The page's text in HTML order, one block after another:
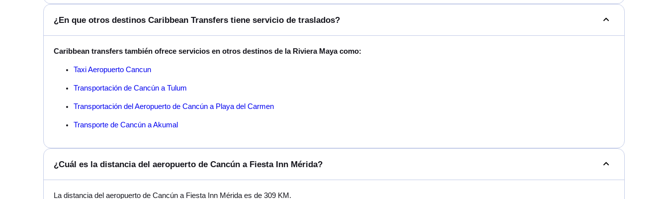
¿En que otros destinos Caribbean Transfers tiene servicio de traslados?
Caribbean transfers también ofrece servicios en otros destinos de la Riviera Maya como:
Taxi Aeropuerto Cancun
Transportación de Cancún a Tulum
Transportación del Aeropuerto de Cancún a Playa del Carmen
Transporte de Cancún a Akumal
¿Cuál es la distancia del aeropuerto de Cancún a Fiesta Inn Mérida?
La distancia del aeropuerto de Cancún a Fiesta Inn Mérida es de 309 KM.